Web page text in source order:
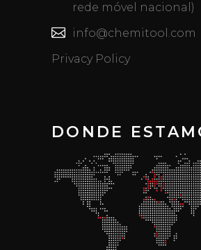
rede móvel nacional)
info@chemitool.com
Privacy Policy
DONDE